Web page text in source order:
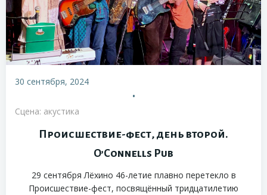
30 сентября, 2024
•
Сцена: акустика
Происшествие-фест, день второй.
O’Connells Pub
29 сентября Лёхино 46-летие плавно перетекло в
Происшествие-фест, посвящённый тридцатилетию